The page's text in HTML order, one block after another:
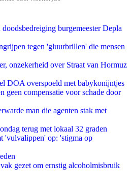
burgemeester Depla
tegen 'gluurbrillen' die mensen
onzekerheid over Straat van Hormuz
DOA overspoeld met babykonijntjes
geen compensatie voor schade door
man die agenten stak met
terug met lokaal 32 graden
'vulvalippen' op: 'stigma op
gezet om ernstig alcoholmisbruik